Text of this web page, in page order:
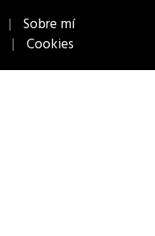
Sobre mí
Cookies